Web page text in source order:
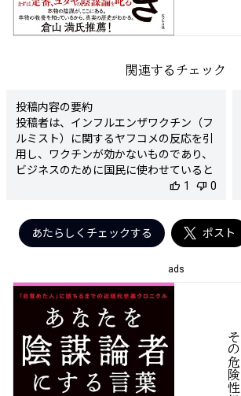
関連するチェック
投稿内容の要約
投稿者は、インフルエンザワクチン（フ
ルミスト）に関するヤフコメの反応を引
用し、ワクチンが効かないものであり、
ビジネスのために国民に使わせていると
批判しています。また、フルミストは弱
り、シェディング（感染後のウイルスの
放出）があると主張しています。
検出された陰謀要素
- ワクチンが効かないとする主張
- ワクチン接種がビジネスであるとする
考え
- フルミストがウイルスそのものである
とする主張
陰謀度
★★★★☆
判定理由
この投稿は、インフルエンザワクチンに
thumb_up 1 thumb_down 0
あたらしくチェックする ポスト
ads